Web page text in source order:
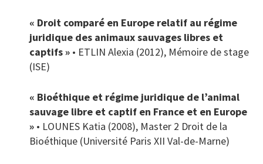
« Droit comparé en Europe relatif au régime
juridique des animaux sauvages libres et
captifs » • ETLIN Alexia (2012), Mémoire de stage
(ISE)
« Bioéthique et régime juridique de l’animal
sauvage libre et captif en France et en Europe
» • LOUNES Katia (2008), Master 2 Droit de la
Bioéthique (Université Paris XII Val-de-Marne)